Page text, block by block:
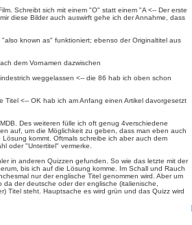
Schreibt sich mit einem "O" statt einem "A <-- Der erste
diese Bilder auch auswirft gehe ich der Annahme, dass
known as" funktioniert; ebenso der Originaltitel aus
dem Vornamen dazwischen
weggelassen <-- die 86 hab ich oben schon
Titel <-- OK hab ich am Anfang einen Artikel davorgesetzt
Des weiteren fülle ich oft genug 4verschiedene
auf, um die Möglichkeit zu geben, dass man eben auch
kommt. Oftmals schreibe ich aber auch dem
oder "Untertitel" vermerke.
in anderen Quizzen gefunden. So wie das letzte mit der
bis ich auf die Lösung komme. Im Schall und Rauch
nur der englische Titel genommen wird. Aber um
da der deutsche oder der englische (italienische,
Titel steht. Hauptsache es wird grün und das Quizz wird